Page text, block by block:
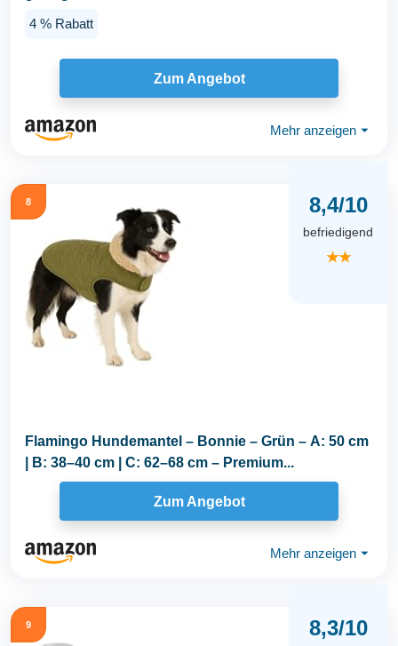
4 % Rabatt
Zum Angebot
Mehr anzeigen ⏷
8 8,4/10
befriedigend
★★
Flamingo Hundemantel – Bonnie – Grün – A: 50 cm
| B: 38–40 cm | C: 62–68 cm – Premium...
Zum Angebot
Mehr anzeigen ⏷
9 8,3/10